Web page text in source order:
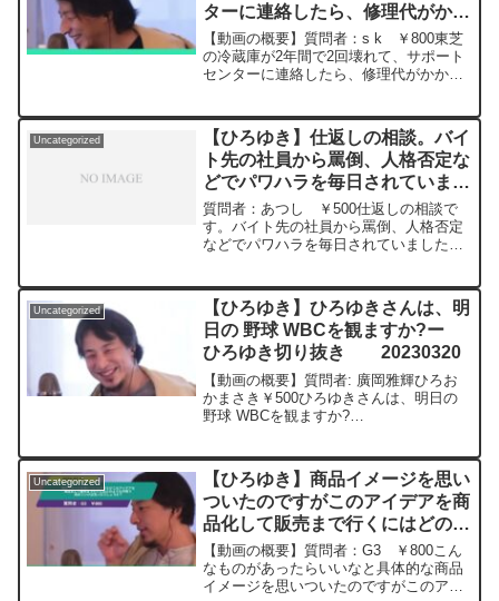
ターに連絡したら、修理代がかか
るとのこと。東芝に冷蔵庫を交換
してもらうためにはどうしたらい
い？ー ひろゆき切り抜き
【動画の概要】質問者：s k ￥800東芝
の冷蔵庫が2年間で2回壊れて、サポート
センターに連絡したら、修理代がかかる
らいでしょうか（ ; ; ）修理してもらって
もどうせ...
Uncategorized
【ひろゆき】仕返しの相談。バイ
ト先の社員から罵倒、人格否定な
どでパワハラを毎日されていまし
た。罵倒している録音あり。一矢
報いれないでしょうか？ー ひろ
ゆき切り抜き 20240310
質問者：あつし ￥500仕返しの相談で
す。バイト先の社員から罵倒、人格否定
などでパワハラを毎日されていました。
り、これを使って会社やその社員に一矢
報いれないでしょうか？ひろゆきさんの
対応策を伺いたいです。忘れるべきなら
諦めます。元動画：パートタイム、フル
タイム、エクストラタイム。Nina Blanca
を呑みながら 2024/03/10 D21
https://www.youtube.com/watch?
v=wBbQ9cp_Mx8***************************
せられた質問について、一問一答形式に
してみました。過去にこんな質問してる
かな？と気になったことがあれば、下記
のサイトから検索してみてください。
https://hiroyuki-ziten.com/できるだけ、
多くの質問を今後も編集し、アップロー
ドしていきますので、使いやすいと感じ
て頂けたら、いいね！やチャンネル登録
Uncategorized
【ひろゆき】ひろゆきさんは、明
日の 野球 WBCを観ますか?ー
ひろゆき切り抜き 20230320
【動画の概要】質問者: 廣岡雅輝ひろお
かまさき￥500ひろゆきさんは、明日の
野球 WBCを観ますか?
いて、一問一答...
Uncategorized
【ひろゆき】商品イメージを思い
ついたのですがこのアイデアを商
品化して販売まで行くにはどのよ
うな手順で進めていけば良いので
しょうか？ー ひろゆき切り抜
き 20240216
【動画の概要】質問者：G3 ￥800こん
なものがあったらいいなと具体的な商品
イメージを思いついたのですがこのアイ